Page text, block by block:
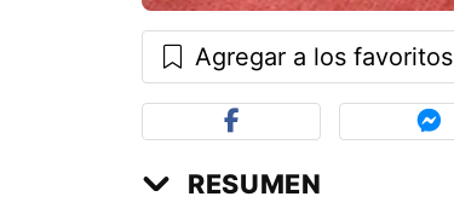
Agregar a los favoritos
RESUMEN